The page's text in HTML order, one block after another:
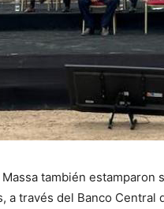
también
a través del Banco Central